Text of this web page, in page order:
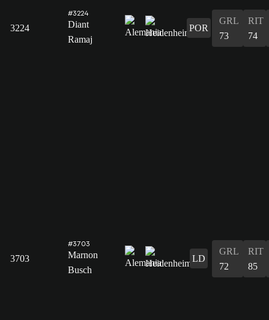
3224
#3224
Diant
Ramaj
POR
GRL
73
RIT
74
3703
#3703
Marnon
Busch
LD
GRL
72
RIT
85